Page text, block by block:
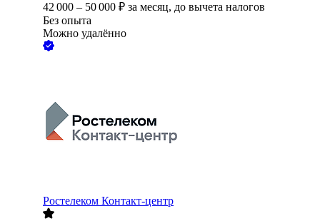
42 000 – 50 000 ₽ за месяц, до вычета налогов
Без опыта
Можно удалённо
Ростелеком Контакт-центр